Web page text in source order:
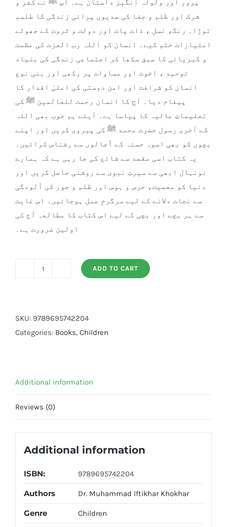
پرور اور ولولہ انگیز داستان ہے۔ آپ ﷺ نے کفر و
شرک اور ظلم و جفا کی صدیوں پرانی زندگی کا طلسم
توڑا۔ رنگ، نسل ، ذات پات اور دولت و ثروت کے جھوٹے
امتیازات ختم کیے۔ انسان کو اللہ رب العزت کی عظمت
و کبریائی کا سبق سکھا کر اجتماعی زندگی کی بنیاد
توحید ، اخوت اور مساوات پر رکھی اور بنی نوع
انسان کو شرافت اور امن دوستی کی اعلیٰ اقدار کا
پیغام دیا۔ آج کا انسان رحمت للعالمین ﷺ کی
تعلیماتِ عالیہ کا پیاسا ہے۔ آیئے ہم خوب بھی اللہ
کے آخری رسول حضرت محمد ﷺ کی پیروی کریں اور اپنے
بچوں کو بھی اسوہ حسنہ کے اُجالوں سے رشناس کرائیں۔
یہ کتاب اسی مقصد سے شائع کی جا رہی ہے کہ ہمارے
نونہال ابھی سے سیرتِ نبوی سے روشنی حاصل کریں اور
دنیا کو معصیت، حرص و ہوس اور ظلم و جور کی آلودگی
سے نجات دلانے کے لیے سرگرمِ عمل ہوجائیں۔ اس غایت
سے ہر بچے اور بچی کے لیے اس کتاب کا مطالعہ آج کی
اولین ضرورت ہے۔
Kahaani
(Local)
ADD TO CART
SKU: 9789695742204
Categories: Books, Children
Additional information
Reviews (0)
Additional information
ISBN: 9789695742204
Authors Dr. Muhammad Iftikhar Khokhar
Genre Children